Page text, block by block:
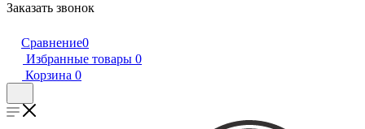
Заказать звонок
Сравнение0
Избранные товары 0
Корзина 0